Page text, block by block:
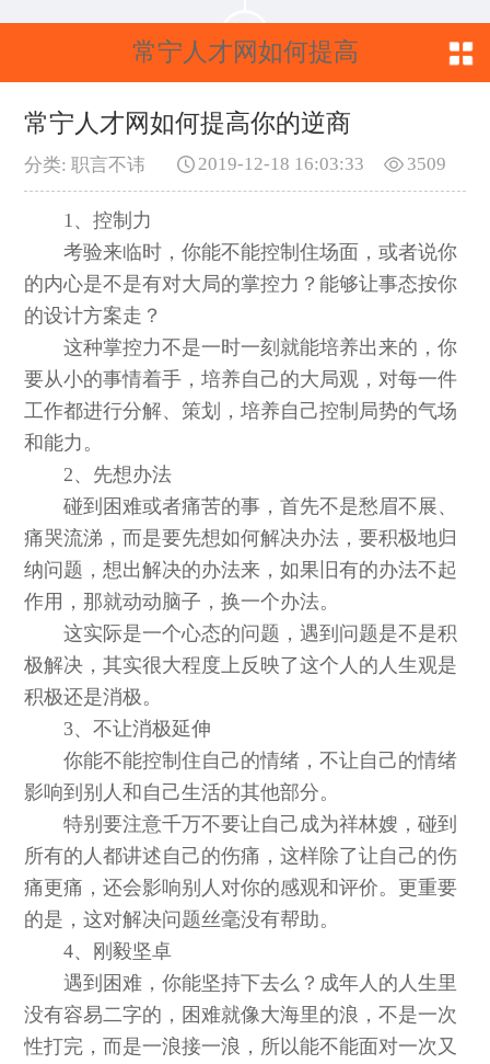
常宁人才网如何提高
你的逆商
常宁人才网如何提高你的逆商
分类: 职言不讳 3509
2019-12-18 16:03:33
1、控制力
考验来临时，你能不能控制住场面，或者说你
的内心是不是有对大局的掌控力？能够让事态按你
的设计方案走？
这种掌控力不是一时一刻就能培养出来的，你
要从小的事情着手，培养自己的大局观，对每一件
工作都进行分解、策划，培养自己控制局势的气场
和能力。
2、先想办法
碰到困难或者痛苦的事，首先不是愁眉不展、
痛哭流涕，而是要先想如何解决办法，要积极地归
纳问题，想出解决的办法来，如果旧有的办法不起
作用，那就动动脑子，换一个办法。
这实际是一个心态的问题，遇到问题是不是积
极解决，其实很大程度上反映了这个人的人生观是
积极还是消极。
3、不让消极延伸
你能不能控制住自己的情绪，不让自己的情绪
影响到别人和自己生活的其他部分。
特别要注意千万不要让自己成为祥林嫂，碰到
所有的人都讲述自己的伤痛，这样除了让自己的伤
痛更痛，还会影响别人对你的感观和评价。更重要
的是，这对解决问题丝毫没有帮助。
4、刚毅坚卓
遇到困难，你能坚持下去么？成年人的人生里
没有容易二字的，困难就像大海里的浪，不是一次
性打完，而是一浪接一浪，所以能不能面对一次又